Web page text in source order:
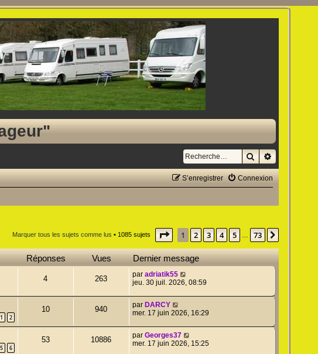
RechercherRecherche
Connexion
S’enregistrer
Marquer tous les sujets comme lus • 1085 sujets Page 1sur73
1 2 3 4 5 73
Réponses Vues Dernier message
4 263 par adriatik55
jeu. 30 juil. 2026, 08:59
1 2
10 940 par DARCY
mer. 17 juin 2026, 16:29
5 6
53 10886 par Georges37
mer. 17 juin 2026, 15:25